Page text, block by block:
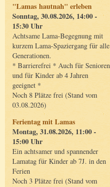
"Lamas hautnah" erleben
Sonntag, 30.08.2026, 14:00 -
15:30 Uhr
Achtsame Lama-Begegnung mit
kurzem Lama-Spaziergang für alle
Generationen.
* Barrierefrei * Auch für Senioren
und für Kinder ab 4 Jahren
geeignet *
Noch 8 Plätze frei (Stand vom
03.08.2026)
Ferientag mit Lamas
Montag, 31.08.2026, 11:00 -
15:00 Uhr
Ein achtsamer und spannender
Lamatag für Kinder ab 7J. in den
Ferien
Noch 3 Plätze frei (Stand vom